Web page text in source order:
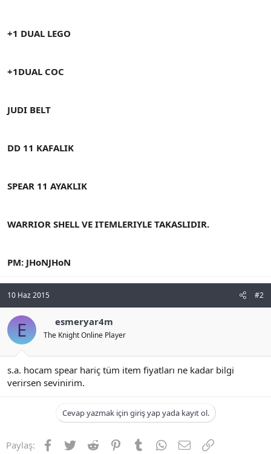
+1 DUAL LEGO
+1DUAL COC
JUDI BELT
DD 11 KAFALIK
SPEAR 11 AYAKLIK
WARRIOR SHELL VE ITEMLERIYLE TAKASLIDIR.
PM: JHoNJHoN
10 Haz 2015 #2
E esmeryar4m
The Knight Online Player
s.a. hocam spear hariç tüm item fiyatları ne kadar bilgi
verirsen sevinirim.
Cevap yazmak için giriş yap yada kayıt ol.
Paylaş: Facebook
TwitterReddit PinterestTumblrWhatsApp
E-postaLink